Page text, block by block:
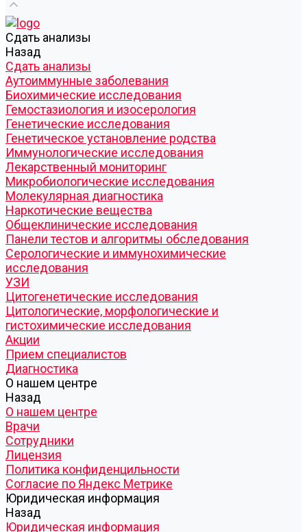
Cдать анализы
Назад
Cдать анализы
Аутоиммунные заболевания
Биохимические исследования
Гемостазиология и изосерология
Генетические исследования
Генетическое установление родства
Иммунологические исследования
Лекарственный мониторинг
Микробиологические исследования
Молекулярная диагностика
Наркотические вещества
Общеклинические исследования
Панели тестов и алгоритмы обследования
Серологические и иммунохимические
исследования
УЗИ
Цитогенетические исследования
Цитологические, морфологические и
гистохимические исследования
Акции
Прием специалистов
Диагностика
О нашем центре
Назад
О нашем центре
Врачи
Сотрудники
Лицензия
Политика конфиденцильности
Согласие по Яндекс Метрике
Юридическая информация
Назад
Юридическая информация